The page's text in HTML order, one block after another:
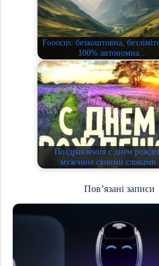
Fooocus: безкоштовна,
100% автономна…
Поздравления с днем
мужчине своими
Пов’язані записи